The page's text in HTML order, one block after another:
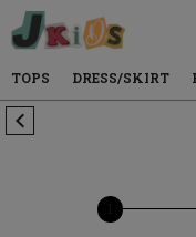
DRESS/SKIRT BOTTOM